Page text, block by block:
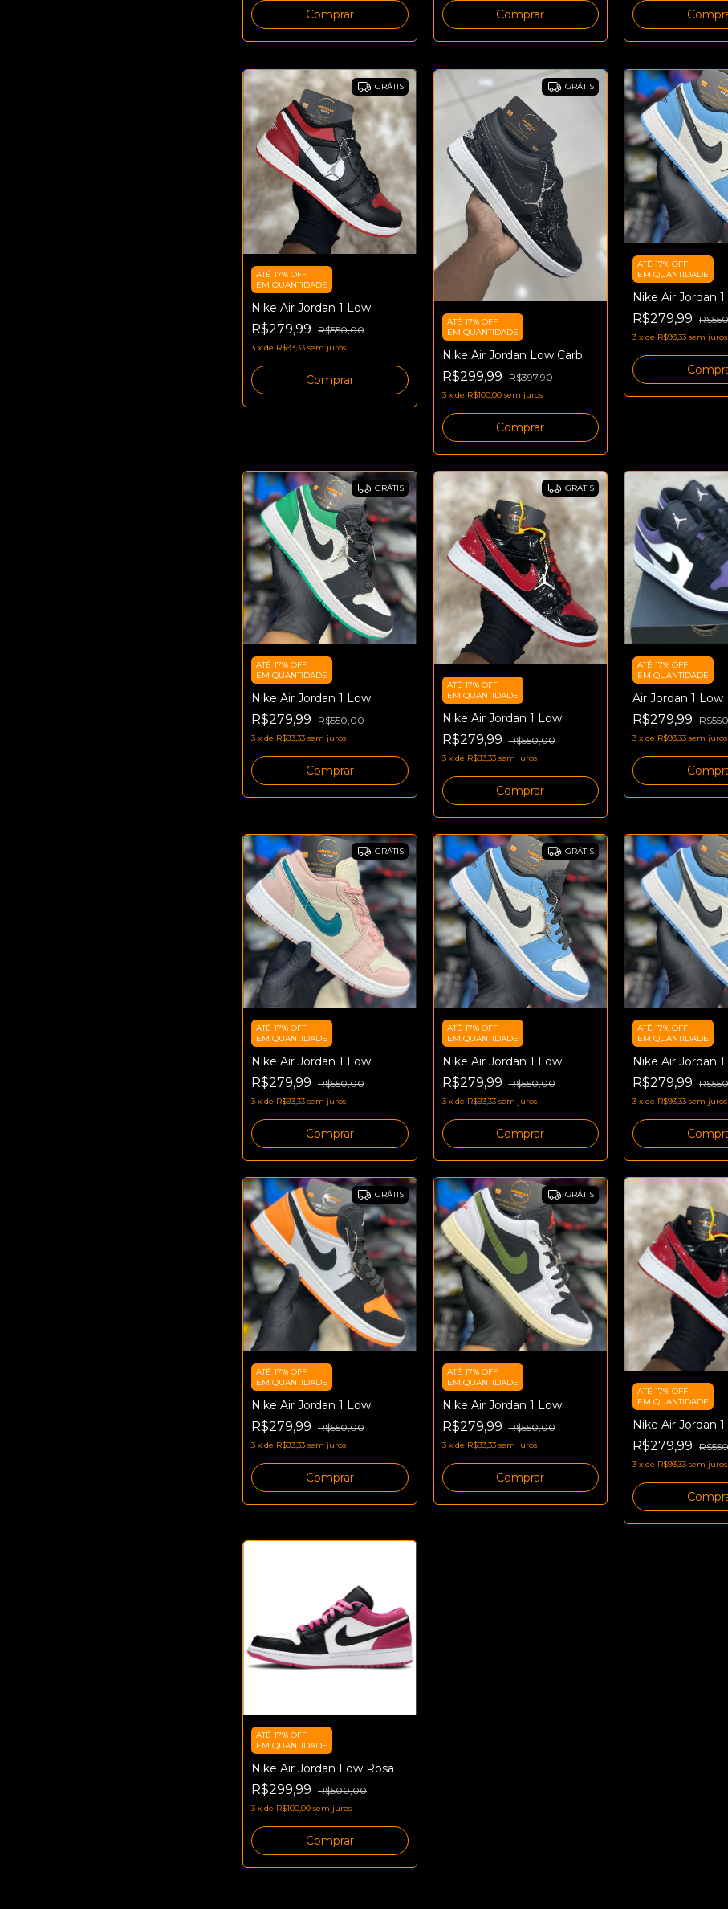
Comprar Comprar
GRÁTIS
ATÉ 17% OFF
EM QUANTIDADE
Nike Air Jordan 1 Low
R$279,99 R$550,00
3 x de R$93,33 sem juros
Comprar
GRÁTIS
ATÉ 17% OFF
EM QUANTIDADE
Nike Air Jordan Low Carb
R$299,99 R$397,90
3 x de R$100,00 sem juros
Comprar
ATÉ 17% OFF
EM QUANTIDADE
Nike Air Jordan
R$279,99
3 x de R$93,33 sem juros
GRÁTIS
ATÉ 17% OFF
EM QUANTIDADE
Nike Air Jordan 1 Low
R$279,99 R$550,00
3 x de R$93,33 sem juros
Comprar
GRÁTIS
ATÉ 17% OFF
EM QUANTIDADE
Nike Air Jordan 1 Low
R$279,99 R$550,00
3 x de R$93,33 sem juros
Comprar
ATÉ 17% OFF
EM QUANTIDADE
Air Jordan 1 Low
R$279,99
3 x de R$93,33 sem juros
GRÁTIS
ATÉ 17% OFF
EM QUANTIDADE
Nike Air Jordan 1 Low
R$279,99 R$550,00
3 x de R$93,33 sem juros
Comprar
GRÁTIS
ATÉ 17% OFF
EM QUANTIDADE
Nike Air Jordan 1 Low
R$279,99 R$550,00
3 x de R$93,33 sem juros
Comprar
ATÉ 17% OFF
EM QUANTIDADE
Nike Air Jordan
R$279,99
3 x de R$93,33 sem juros
GRÁTIS
ATÉ 17% OFF
EM QUANTIDADE
Nike Air Jordan 1 Low
R$279,99 R$550,00
3 x de R$93,33 sem juros
Comprar
GRÁTIS
ATÉ 17% OFF
EM QUANTIDADE
Nike Air Jordan 1 Low
R$279,99 R$550,00
3 x de R$93,33 sem juros
Comprar
ATÉ 17% OFF
EM QUANTIDADE
Nike Air Jordan
R$279,99
3 x de R$93,33 sem juros
ATÉ 17% OFF
EM QUANTIDADE
Nike Air Jordan Low Rosa
R$299,99 R$500,00
3 x de R$100,00 sem juros
Comprar